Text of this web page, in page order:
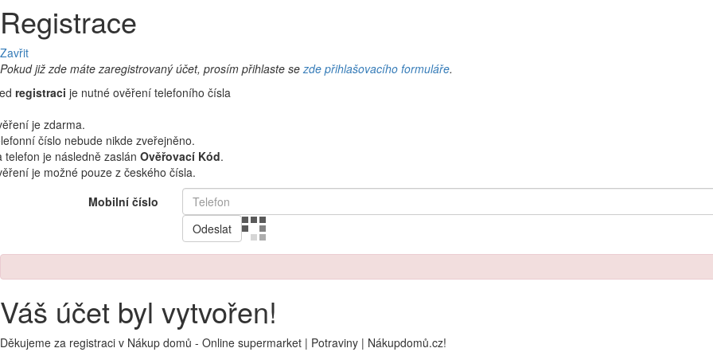
Registrace
Zavřit
Pokud již zde máte zaregistrovaný účet, prosím přihlaste sezde přihlašovacího formuláře.
registraci je nutné ověření telefoního čísla
je zdarma.
číslo nebude nikde zveřejněno.
telefon je následně zaslán Ověřovací Kód.
je možné pouze z českého čísla.
Mobilní číslo
Odeslat
Váš účet byl vytvořen!
Děkujeme za registraci v Nákup domů - Online supermarket | Potraviny | Nákupdomů.cz!